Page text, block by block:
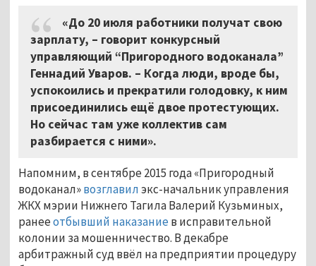
«До 20 июля работники получат свою
зарплату, – говорит конкурсный
управляющий “Пригородного водоканала”
Геннадий Уваров. – Когда люди, вроде бы,
успокоились и прекратили голодовку, к ним
присоединились ещё двое протестующих.
Но сейчас там уже коллектив сам
разбирается с ними».
Напомним, в сентябре 2015 года «Пригородный
водоканал»возглавилэкс-начальник управления
ЖКХ мэрии Нижнего Тагила Валерий Кузьминых,
ранееотбывший наказание в исправительной
колонии за мошенничество. В декабре
арбитражный суд ввёл на предприятии процедуру